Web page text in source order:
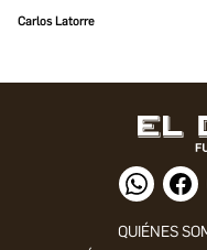
Carlos Latorre
QUIÉNES